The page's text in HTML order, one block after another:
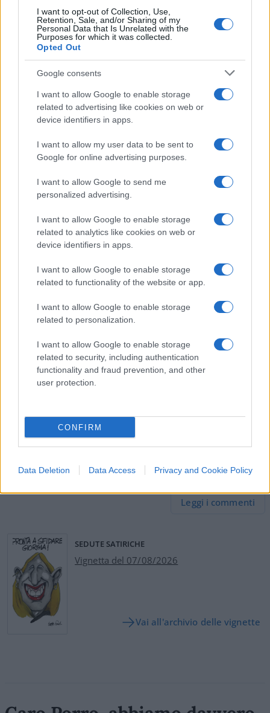
I want to opt-out of Collection, Use,
Retention, Sale, and/or Sharing of my
Personal Data that Is Unrelated with the
Purposes for which it was collected.
Opted Out
Google consents
I want to allow Google to enable storage
related to advertising like cookies on web or
device identifiers in apps.
I want to allow my user data to be sent to
Google for online advertising purposes.
I want to allow Google to send me
personalized advertising.
I want to allow Google to enable storage
related to analytics like cookies on web or
device identifiers in apps.
I want to allow Google to enable storage
related to functionality of the website or app.
I want to allow Google to enable storage
related to personalization.
I want to allow Google to enable storage
related to security, including authentication
functionality and fraud prevention, and other
user protection.
CONFIRM
Data Deletion Data Access Privacy and Cookie Policy
comando io” facendo ripetuti gesti dell’ombrello
mentre Infantino in videochiamata rispondeva da
par suo: “Con i soldi e il Presidente, si va in culo
all’esimente”.
Va bene, va tutto bene, il mondo, dentro e fuori lo
stadio, non si regge sul diritto internazionale ma
sui rapporti di forza, lo sappiamo e sappiamo che
anche questo serve a far capire che l’Europa conta
zero, sappiamo che tutto fa brodo nel teppismo di
sistema, sappiamo chi sono questi, di cosa sono
capaci, e siccome saremmo un po’ preoccupati di
qualche meme atomico, ci limiteremo a
considerare che a Donald, Gianni, Andy e
Così, per dire, eh.
Max Del Papa, 6 luglio 2026
Nicolaporro.it è anche su Whatsapp. È
sufficientecliccare qui
per iscriversi al canale ed
#DONALD TRUMP
#MONDIALE
Leggi i commenti
SEDUTE SATIRICHE
Vignetta del 07/08/2026
Vai all'archivio delle vignette